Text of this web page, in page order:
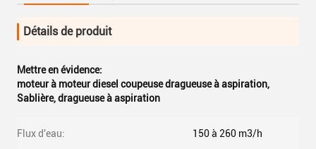
Détails de produit
Mettre en évidence:
moteur à moteur diesel coupeuse dragueuse à aspiration,
Sablière,dragueuse à aspiration
Flux d'eau: 150 à 260 m3/h